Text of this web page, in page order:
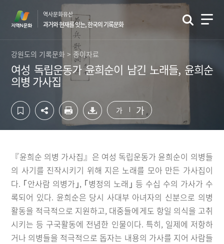
역사문화유산
과거와 현재를 잇는, 한국의 기록문화
강원도의 기록문화 > 종이자료
여성 독립운동가 윤희순이 남긴 노래들, 윤희순
의병 가사집
가 가
『윤희순 의병 가사집』은 여성 독립운동가 윤희순이 의병들
의 사기를 진작시키기 위해 지은 노래를 모아 만든 가사집이
다. ｢안사람 의병가｣, ｢병정의 노래｣ 등 수십 수의 가사가 수
록되어 있다. 윤희순은 당시 사대부 아녀자의 신분으로 의병
활동을 적극적으로 지원하고, 대중들에게도 항일 의식을 고취
시키는 등 구국활동에 전념한 인물이다. 특히, 일제에 저항하
거나 의병들을 적극적으로 돕자는 내용의 가사를 지어 사람들